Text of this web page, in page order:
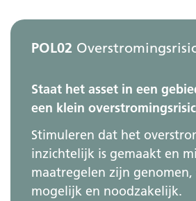
POL02
Staat het asset in een
een klein
Stimuleren dat het
inzichtelijk is gemaakt en
maatregelen zijn
mogelijk en noodzakelijk.